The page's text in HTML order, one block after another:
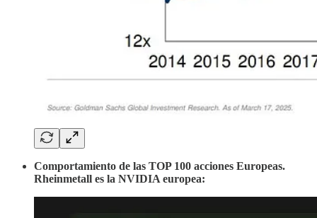
Comportamiento de las TOP 100 acciones Europeas.
Rheinmetall es la NVIDIA europea: